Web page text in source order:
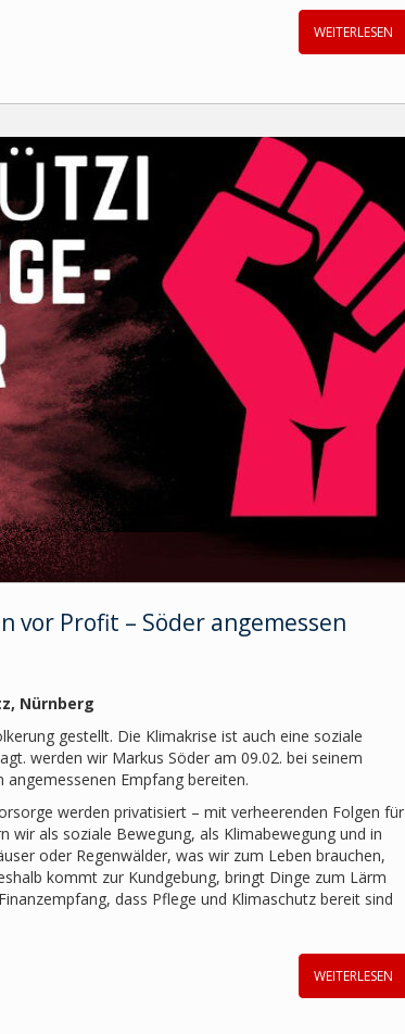
WEITERLESEN
vor Profit – Söder angemessen
Nürnberg
gestellt. Die Klimakrise ist auch eine soziale
werden wir Markus Söder am 09.02. bei seinem
Empfang bereiten.
werden privatisiert – mit verheerenden Folgen für
als soziale Bewegung, als Klimabewegung und in
oder Regenwälder, was wir zum Leben brauchen,
kommt zur Kundgebung, bringt Dinge zum Lärm
dass Pflege und Klimaschutz bereit sind
WEITERLESEN